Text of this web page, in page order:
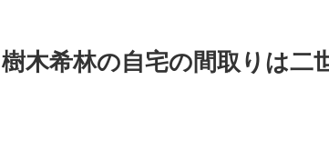
樹木希林の自宅の間取りは二